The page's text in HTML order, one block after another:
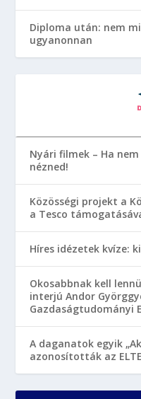
Diploma után: nem
ugyanonnan
Nyári filmek – Ha
nézned!
Közösségi projekt a
a Tesco
Híres idézetek kvíze:
Okosabbnak kell
interjú Andor
Gazdaságtudományi
A daganatok egyik
azonosították az